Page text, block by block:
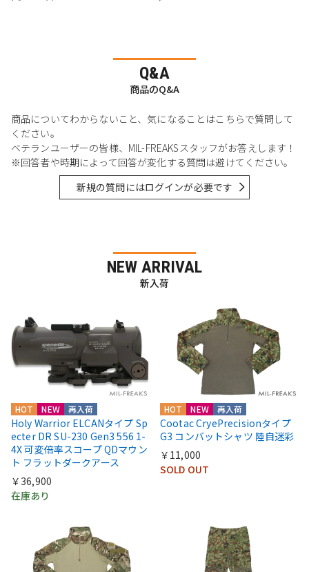
Q&A
商品のQ&A
商品についてわからないこと、気になることはこちらで質問して
ください。
ベテランユーザーの皆様、MIL-FREAKSスタッフがお答えします！
※回答者や時期によって回答が変化する質問は避けてください。
新規の質問にはログインが必要です
NEW ARRIVAL
新入荷
HOT NEW 再入荷
Holy Warrior ELCANタイプ Sp
ecter DR SU-230 Gen3 556 1-
4X 可変倍率スコープ QDマウン
ト フラットダークアース
￥36,900
在庫あり
HOT NEW 再入荷
Cootac CryePrecisionタイプ
G3 コンバットシャツ 陸自迷彩
￥11,000
SOLD OUT